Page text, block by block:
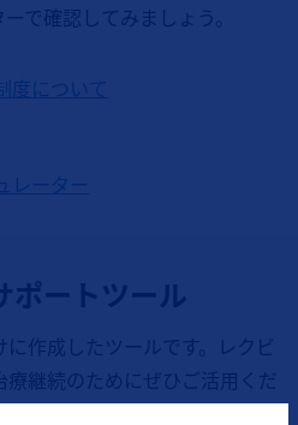
で確認してみましょう。
度について
レーター
ポートツール
作成したツールです。レクビ
継続のためにぜひご活用くだ